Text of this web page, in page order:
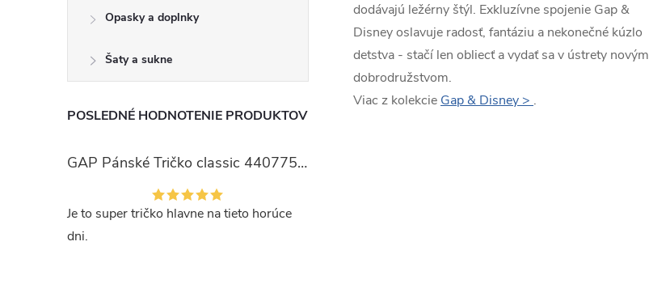
Opasky a doplnky
Šaty a sukne
POSLEDNÉ HODNOTENIE PRODUKTOV
GAP Pánské Tričko classic 440775-00
Je to super tričko hlavne na tieto horúce
dni.
dodávajú ležérny štýl. Exkluzívne spojenie Gap &
Disney oslavuje radosť, fantáziu a nekonečné kúzlo
detstva - stačí len obliecť a vydať sa v ústrety novým
dobrodružstvom.
Viac z kolekcie Gap & Disney > .